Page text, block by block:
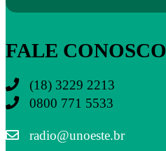
FALE CONOSCO
(18) 3229 2213
0800 771 5533
radio@unoeste.br